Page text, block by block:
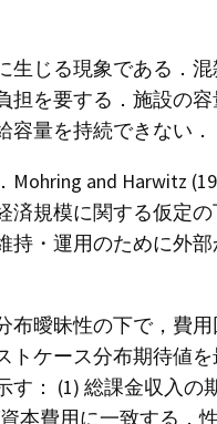
生じる現象である．
担を要する．施設の
量を持続できない．
and Harwitz
済規模に関する仮定
・運用のために外
布曖昧性の下で，費
トケース分布期待値
： (1) 総課金収入の
本費用に一致する．